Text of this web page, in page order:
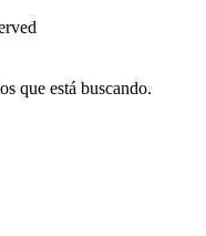
que está buscando.